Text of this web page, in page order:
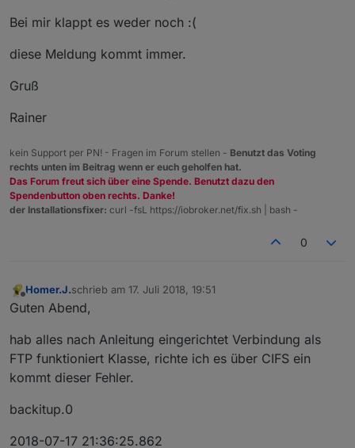
Bei mir klappt es weder noch :(
diese Meldung kommt immer.
Gruß
Rainer
kein Support per PN! - Fragen im Forum stellen - Benutzt das Voting
rechts unten im Beitrag wenn er euch geholfen hat.
Das Forum freut sich über eine Spende. Benutzt dazu den
Spendenbutton oben rechts. Danke!
der Installationsfixer: curl -fsL https://iobroker.net/fix.sh | bash -
0
Offline
Homer.J.schrieb am 17. Juli 2018, 19:51
zuletzt editiert von
Guten Abend,
hab alles nach Anleitung eingerichtet Verbindung als
FTP funktioniert Klasse, richte ich es über CIFS ein
kommt dieser Fehler.
backitup.0
2018-07-17 21:36:25.862